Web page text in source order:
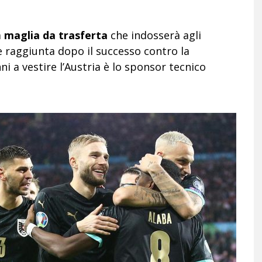
maglia da trasferta che indosserà agli
dopo il successo contro la
a vestire l’Austria è lo sponsor tecnico